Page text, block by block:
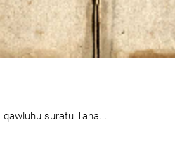
qawluhu suratu Taha...